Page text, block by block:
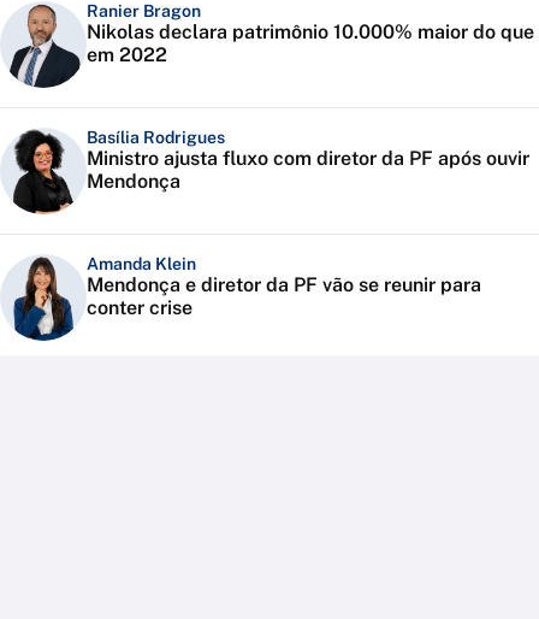
Ranier Bragon
Nikolas declara patrimônio 10.000% maior do que
em 2022
Basília Rodrigues
Ministro ajusta fluxo com diretor da PF após ouvir
Mendonça
Amanda Klein
Mendonça e diretor da PF vão se reunir para
conter crise